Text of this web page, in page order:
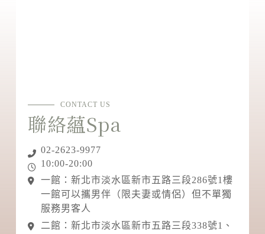
CONTACT US
聯絡蘊Spa
02-2623-9977
10:00-20:00
一館：新北市淡水區新市五路三段286號1樓
一館可以攜男伴（限夫妻或情侶）但不單獨
服務男客人
二館：新北市淡水區新市五路三段338號1、